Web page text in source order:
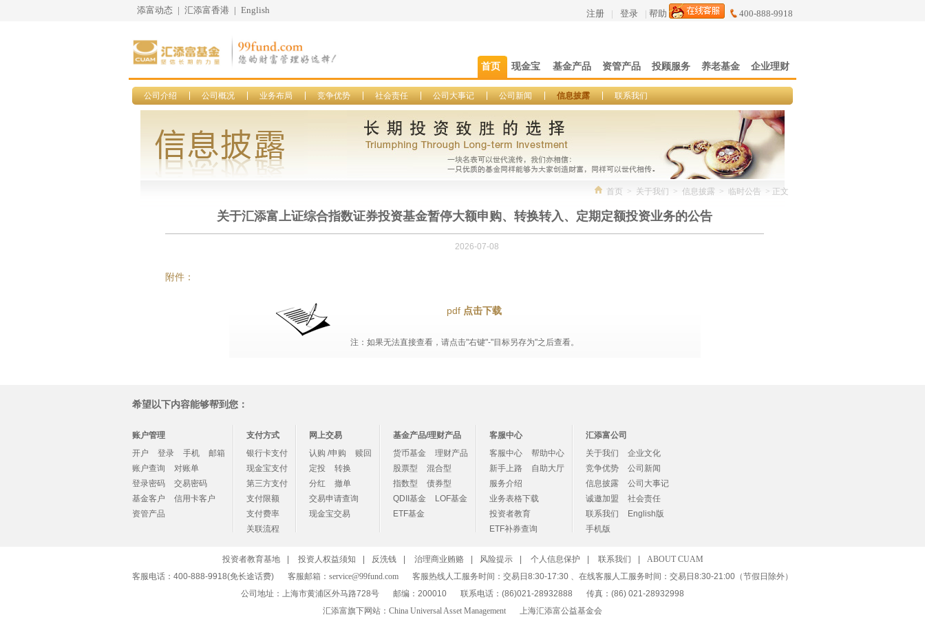
添富动态 | 汇添富香港 | English 注册 | 登录 | 帮助 400-888-9918
首页 现金宝 基金产品 资管产品 投顾服务 养老基金 企业理财
公司介绍 公司概况 业务布局 竞争优势 社会责任 公司大事记 公司新闻 信息披露 联系我们
首页 > 关于我们 > 信息披露 > 临时公告 > 正文
关于汇添富上证综合指数证券投资基金暂停大额申购、转换转入、定期定额投资业务的公告
2026-07-08
附件：
pdf 点击下载
注：如果无法直接查看，请点击"右键"-"目标另存为"之后查看。
希望以下内容能够帮到您：
账户管理
开户
登录 手机
邮箱
账户查询
对账单
登录密码
交易密码
基金客户
信用卡客户
资管产品
支付方式
银行卡支付
现金宝支付
第三方支付
支付限额
支付费率
关联流程
网上交易
认购 /申购
赎回
定投
转换
分红
撤单
交易申请查询
现金宝交易
基金产品/理财产品
货币基金
理财产品
股票型
混合型
指数型
债券型
QDII基金
LOF基金
ETF基金
客服中心
客服中心
帮助中心
新手上路
自助大厅
服务介绍
业务表格下载
投资者教育
ETF补券查询
汇添富公司
关于我们
企业文化
竞争优势
公司新闻
信息披露
公司大事记
诚邀加盟
社会责任
联系我们
English版
手机版
投资者教育基地 投资人权益须知 反洗钱 治理商业贿赂 风险提示 个人信息保护 联系我们
ABOUT CUAM
客服电话：400-888-9918(免长途话费)
客服邮箱： service@99fund.com
客服热线人工服务时间：交易日8:30-17:30 、在线客服人工服务时间：交易日8:30-21:00（节假日除外）
公司地址：上海市黄浦区外马路728号
邮编：200010 联系电话：(86)021-28932888
传真：(86) 021-28932998
汇添富旗下网站： China Universal Asset Management 上海汇添富公益基金会